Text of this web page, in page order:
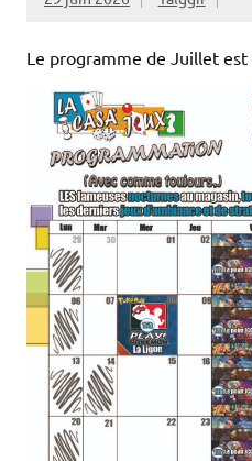
Le programme de Juillet est